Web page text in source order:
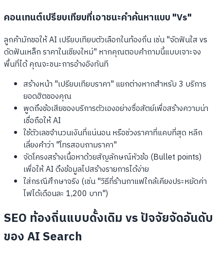
คอนเทนต์เปรียบเทียบที่เอาชนะคำค้นหาแบบ "Vs"
ลูกค้ามักขอให้ AI เปรียบเทียบตัวเลือกในท้องถิ่น เช่น "จัดฟันใส vs
ดัดฟันเหล็ก ราคาในเชียงใหม่" หากคุณตอบคำถามนี้แบบเจาะจง
พื้นที่ได้ คุณจะชนะการอ้างอิงทันที
สร้างหน้า "เปรียบเทียบราคา" แยกต่างหากสำหรับ 3 บริการ
ยอดฮิตของคุณ
พูดถึงข้อเสียของบริการตัวเองอย่างซื่อสัตย์เพื่อสร้างความน่า
เชื่อถือให้ AI
ใช้ตัวเลขจำนวนเงินที่แน่นอน หรือช่วงราคาที่แคบที่สุด หลีก
เลี่ยงคำว่า "โทรสอบถามราคา"
จัดโครงสร้างเนื้อหาด้วยสัญลักษณ์หัวข้อ (Bullet points)
เพื่อให้ AI ดึงข้อมูลไปสร้างรายการได้ง่าย
ใส่กรณีศึกษาจริง (เช่น "วิธีที่ร้านกาแฟใกล้เคียงประหยัดค่า
ไฟได้เดือนละ 1,200 บาท")
SEO ท้องถิ่นแบบดั้งเดิม vs ปัจจัยจัดอันดับ
ของ AI Search